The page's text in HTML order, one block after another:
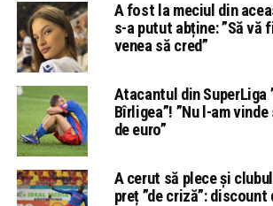
A fost la meciul din
s-a putut abține: ”Să vă
venea să cred”
Atacantul din SuperLiga
Bîrligea”! ”Nu l-am
de euro”
A cerut să plece și
preț ”de criză”: discount